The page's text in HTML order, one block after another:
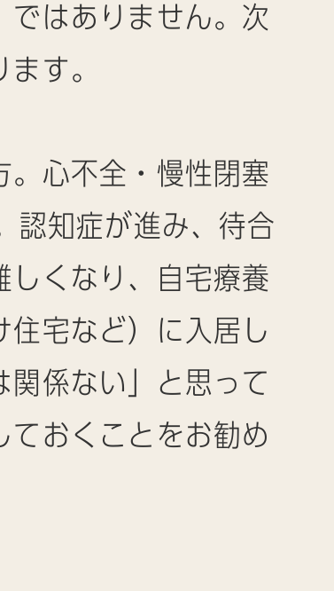
ではありません。次
す。
。心不全・慢性閉塞
認知症が進み、待合
しくなり、自宅療養
宅など）に入居し
係ない」と思って
おくことをお勧め